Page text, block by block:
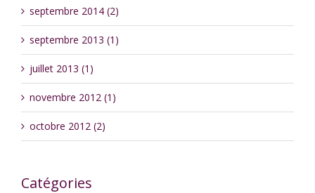
septembre 2014 (2)
septembre 2013 (1)
juillet 2013 (1)
novembre 2012 (1)
octobre 2012 (2)
Catégories